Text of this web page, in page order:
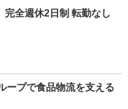
完全週休2日制 転勤なし
ープで食品物流を支える